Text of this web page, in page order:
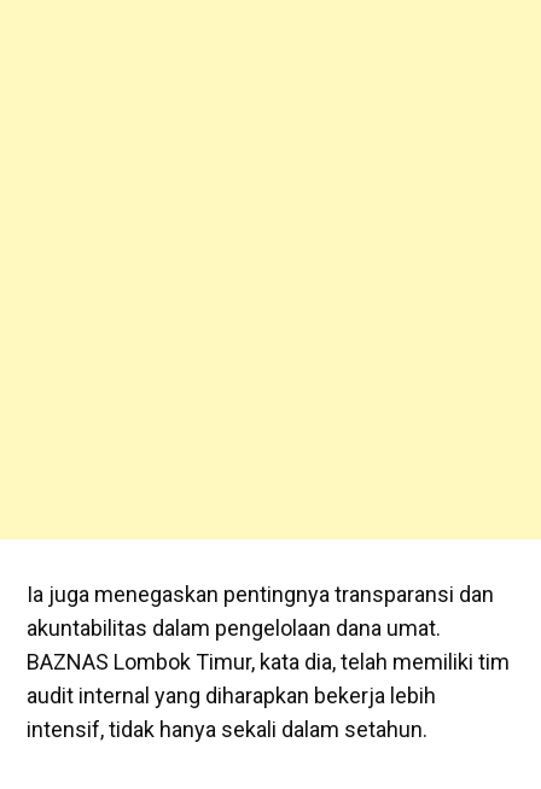
Ia juga menegaskan pentingnya transparansi dan
akuntabilitas dalam pengelolaan dana umat.
BAZNAS Lombok Timur, kata dia, telah memiliki tim
audit internal yang diharapkan bekerja lebih
intensif, tidak hanya sekali dalam setahun.